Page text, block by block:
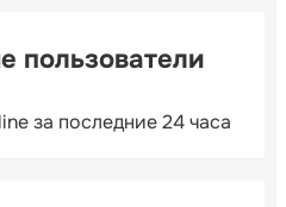
пользователи
за последние 24 часа